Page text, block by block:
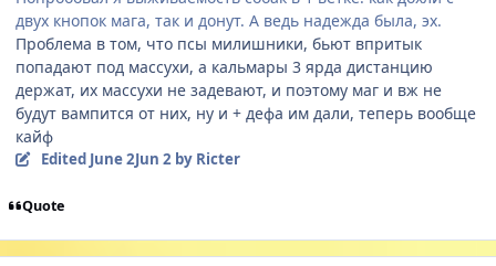
двух кнопок мага, так и донут. А ведь надежда была, эх.
Проблема в том, что псы милишники, бьют впритык
попадают под массухи, а кальмары 3 ярда дистанцию
держат, их массухи не задевают, и поэтому маг и вж не
будут вампится от них, ну и + дефа им дали, теперь вообще
кайф
Edited June 2Jun 2by Ricter
Quote